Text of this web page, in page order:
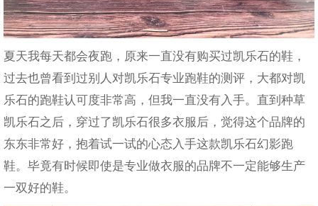
夏天我每天都会夜跑，原来一直没有购买过凯乐石的鞋，
过去也曾看到过别人对凯乐石专业跑鞋的测评，大都对凯
乐石的跑鞋认可度非常高，但我一直没有入手。直到种草
凯乐石之后，穿过了凯乐石很多衣服后，觉得这个品牌的
东东非常好，抱着试一试的心态入手这款凯乐石幻影跑
鞋。毕竟有时候即使是专业做衣服的品牌不一定能够生产
一双好的鞋。